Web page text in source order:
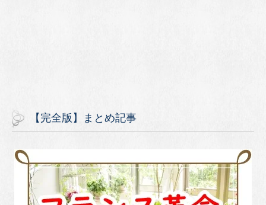
【完全版】まとめ記事